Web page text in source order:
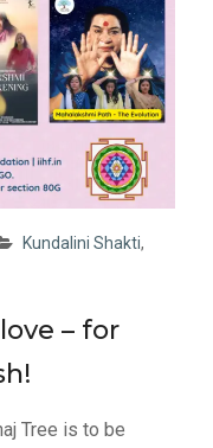
Kundalini Shakti,
– for
Tree is to be